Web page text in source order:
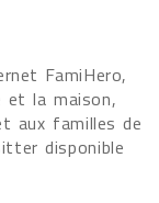
FamiHero,
et la maison,
aux familles de
disponible